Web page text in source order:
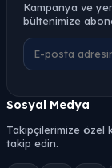
Kampanya ve
bültenimize
Sosyal Medya
Takipçilerimize özel
takip edin.